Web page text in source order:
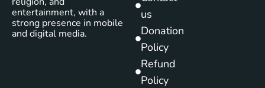
entertainment, with a
strong presence in mobile
and digital media.
us
Donation
Policy
Refund
Policy